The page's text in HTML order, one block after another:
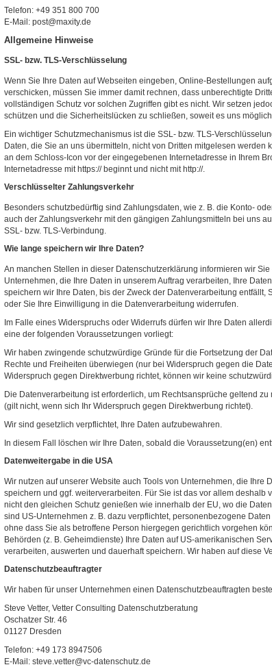
Telefon: +49 351 800 700
E-Mail: post@maxity.de
Allgemeine Hinweise
SSL- bzw. TLS-Verschlüsselung
Wenn Sie Ihre Daten auf Webseiten eingeben, Online-Bestellungen
verschicken, müssen Sie immer damit rechnen, dass unberechtigte
vollständigen Schutz vor solchen Zugriffen gibt es nicht. Wir setzen
schützen und die Sicherheitslücken zu schließen, soweit es uns
Ein wichtiger Schutzmechanismus ist die SSL- bzw. TLS-
Daten, die Sie an uns übermitteln, nicht von Dritten mitgelesen werden
an dem Schloss-Icon vor der eingegebenen Internetadresse in Ihrem
Internetadresse mit https:// beginnt und nicht mit http://.
Verschlüsselter Zahlungsverkehr
Besonders schutzbedürftig sind Zahlungsdaten, wie z. B. die Konto-
auch der Zahlungsverkehr mit den gängigen Zahlungsmitteln bei uns
SSL- bzw. TLS-Verbindung.
Wie lange speichern wir Ihre Daten?
An manchen Stellen in dieser Datenschutzerklärung informieren wir
Unternehmen, die Ihre Daten in unserem Auftrag verarbeiten, Ihre
speichern wir Ihre Daten, bis der Zweck der Datenverarbeitung entfällt,
oder Sie Ihre Einwilligung in die Datenverarbeitung widerrufen.
Im Falle eines Widerspruchs oder Widerrufs dürfen wir Ihre Daten
eine der folgenden Voraussetzungen vorliegt:
Wir haben zwingende schutzwürdige Gründe für die Fortsetzung der
Rechte und Freiheiten überwiegen (nur bei Widerspruch gegen die
Widerspruch gegen Direktwerbung richtet, können wir keine
Die Datenverarbeitung ist erforderlich, um Rechtsansprüche geltend
(gilt nicht, wenn sich Ihr Widerspruch gegen Direktwerbung richtet).
Wir sind gesetzlich verpflichtet, Ihre Daten aufzubewahren.
In diesem Fall löschen wir Ihre Daten, sobald die Voraussetzung(en)
Datenweitergabe in die USA
Wir nutzen auf unserer Website auch Tools von Unternehmen, die Ihre
speichern und ggf. weiterverarbeiten. Für Sie ist das vor allem deshalb
nicht den gleichen Schutz genießen wie innerhalb der EU, wo die
sind US-Unternehmen z. B. dazu verpflichtet, personenbezogene
ohne dass Sie als betroffene Person hiergegen gerichtlich vorgehen
Behörden (z. B. Geheimdienste) Ihre Daten auf US-amerikanischen
verarbeiten, auswerten und dauerhaft speichern. Wir haben auf diese
Datenschutzbeauftragter
Wir haben für unser Unternehmen einen Datenschutzbeauftragten
Steve Vetter, Vetter Consulting Datenschutzberatung
Oschatzer Str. 46
01127 Dresden
Telefon: +49 173 8947506
E-Mail: steve.vetter@vc-datenschutz.de